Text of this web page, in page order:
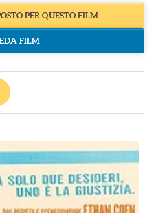
PER QUESTO FILM
FILM